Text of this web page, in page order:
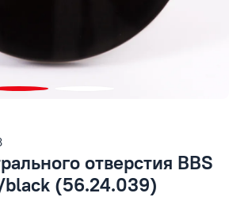
отверстия BBS
(56.24.039)